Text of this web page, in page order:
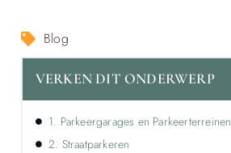
Blog
VERKEN DIT ONDERWERP
1. Parkeergarages en Parkeerterreinen
2. Straatparkeren